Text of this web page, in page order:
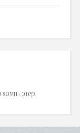
компьютер.